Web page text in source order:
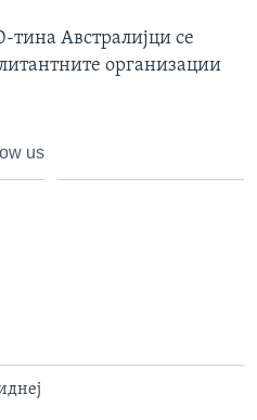
тина Австралијци се
организации
us